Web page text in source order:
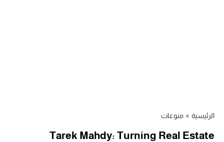
الرئيسية » منوعات
Tarek Mahdy: Turning Real Estate